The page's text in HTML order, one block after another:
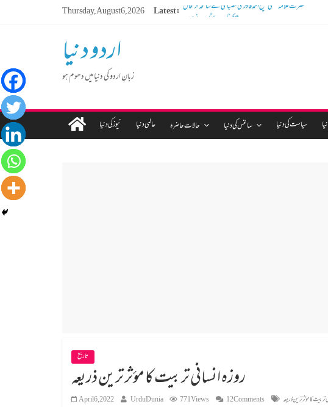
Thursday, August 6, 2026 Latest: ڈیجیٹل دور کا گمشدہ نوجوان
اردو دنیا
زبانِ اردو کی دنیا میں دھوم ہو
نیوز کی دنیا عالمی دنیا حالات حاضرہ سائنس کی دنیا سیاست کی دنیا
تاریخ
روزہ انسانی تربیت کا مؤثر ترین ذریعہ
April 6, 2022 UrduDunia 771 Views 12 Comments تربیت کا مؤثر ترین ذریعہ